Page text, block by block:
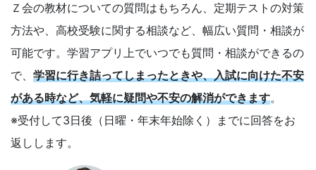
Ｚ会の教材についての質問はもちろん、定期テストの対策
方法や、高校受験に関する相談など、幅広い質問・相談が
可能です。学習アプリ上でいつでも質問・相談ができるの
で、 学習に行き詰ってしまったときや、入試に向けた不安
がある時など、気軽に疑問や不安の解消ができます。
※受付して3日後（日曜・年末年始除く）までに回答をお
返しします。